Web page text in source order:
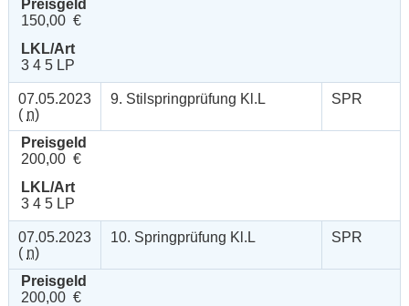
Preisgeld
150,00 €
LKL/Art
3 4 5 LP
07.05.2023
( n)
9. Stilspringprüfung Kl.L SPR
Preisgeld
200,00 €
LKL/Art
3 4 5 LP
07.05.2023
( n)
10. Springprüfung Kl.L SPR
Preisgeld
200,00 €